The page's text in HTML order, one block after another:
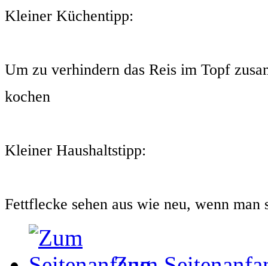
Kleiner Küchentipp:
Um zu verhindern das Reis im Topf
kochen
Kleiner Haushaltstipp:
Fettflecke sehen aus wie neu, wenn